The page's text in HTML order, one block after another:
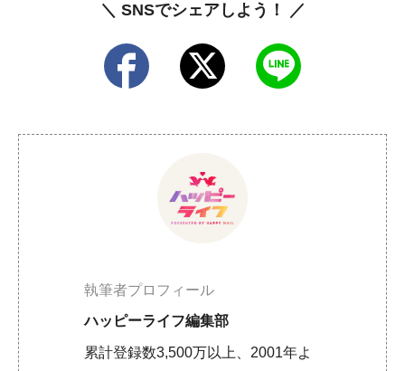
＼ SNSでシェアしよう！ ／
執筆者プロフィール
ハッピーライフ編集部
累計登録数3,500万以上、2001年よ